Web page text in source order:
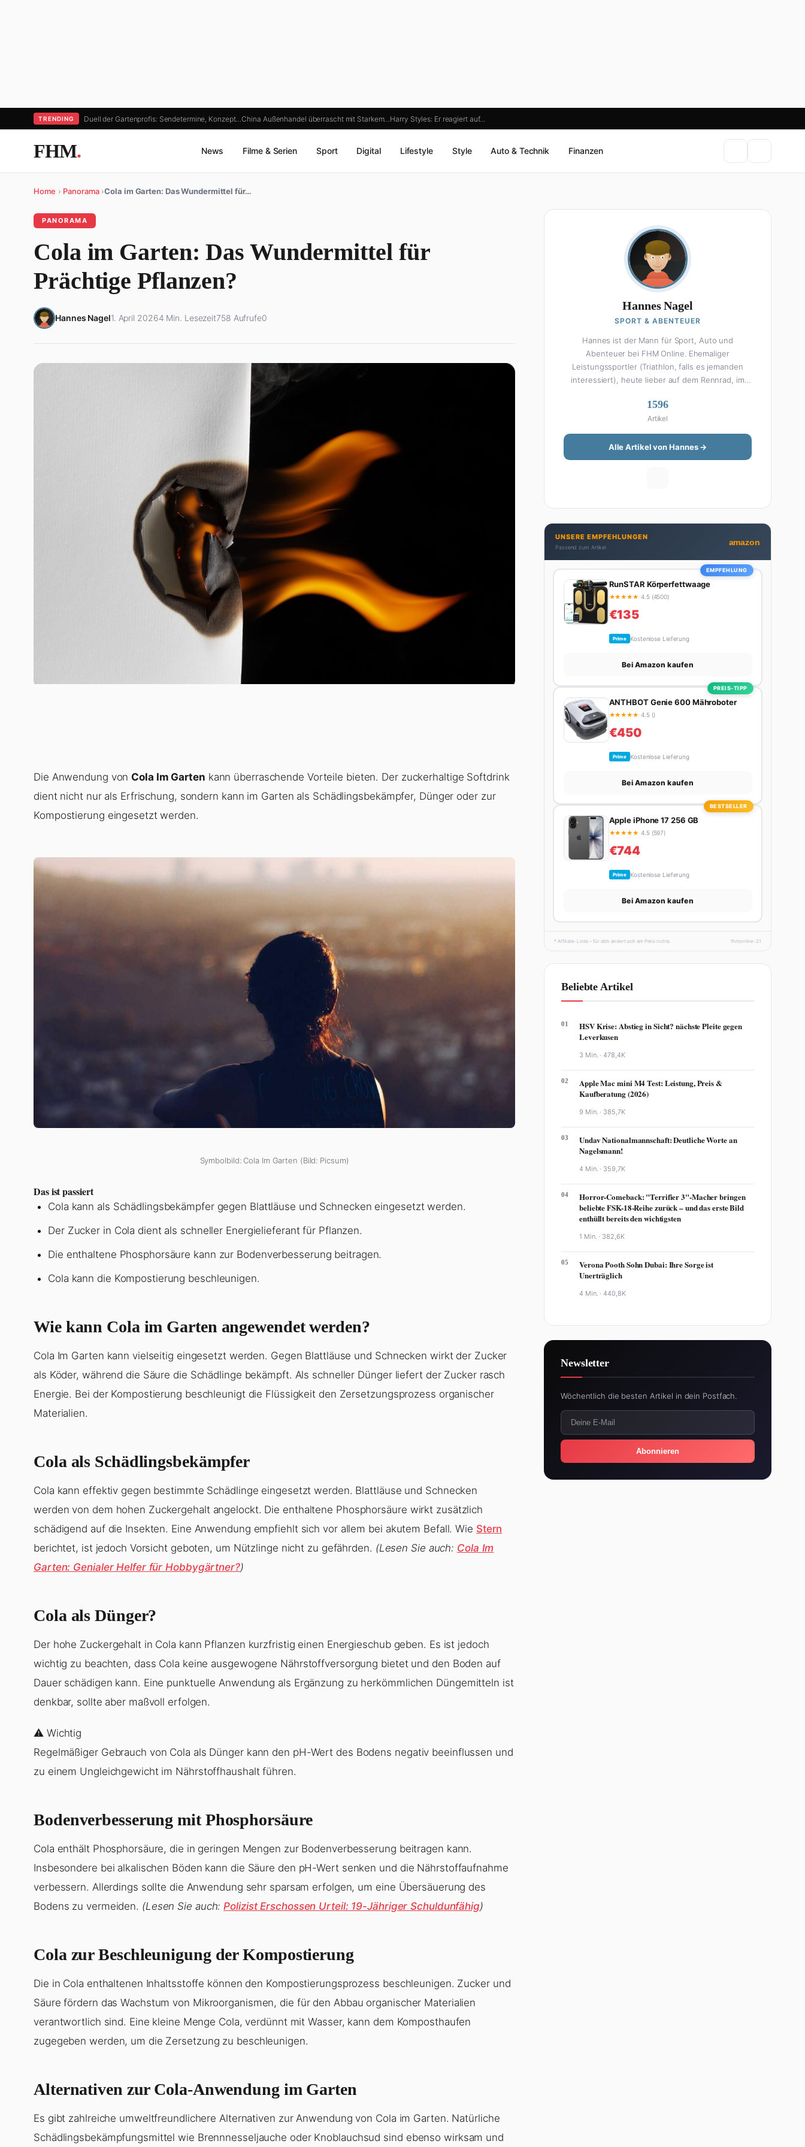
TRENDING Duell der Gartenprofis: Sendetermine, Konzept…China Außenhandel überrascht mit Starkem… Harry Styles: Er reagiert auf…
FHM. News Filme & Serien Sport Digital Lifestyle Style Auto & Technik Finanzen
Home › Panorama ›Cola im Garten: Das Wundermittel für…
PANORAMA
Cola im Garten: Das Wundermittel für
Prächtige Pflanzen?
Hannes Nagel1. April 20264 Min. Lesezeit758 Aufrufe0
Die Anwendung von Cola Im Garten kann überraschende Vorteile bieten. Der zuckerhaltige Softdrink
dient nicht nur als Erfrischung, sondern kann im Garten als Schädlingsbekämpfer, Dünger oder zur
Kompostierung eingesetzt werden.
Symbolbild: Cola Im Garten (Bild: Picsum)
Das ist passiert
Cola kann als Schädlingsbekämpfer gegen Blattläuse und Schnecken eingesetzt werden.
Der Zucker in Cola dient als schneller Energielieferant für Pflanzen.
Die enthaltene Phosphorsäure kann zur Bodenverbesserung beitragen.
Cola kann die Kompostierung beschleunigen.
Wie kann Cola im Garten angewendet werden?
Cola Im Garten kann vielseitig eingesetzt werden. Gegen Blattläuse und Schnecken wirkt der Zucker
als Köder, während die Säure die Schädlinge bekämpft. Als schneller Dünger liefert der Zucker rasch
Energie. Bei der Kompostierung beschleunigt die Flüssigkeit den Zersetzungsprozess organischer
Materialien.
Cola als Schädlingsbekämpfer
Cola kann effektiv gegen bestimmte Schädlinge eingesetzt werden. Blattläuse und Schnecken
werden von dem hohen Zuckergehalt angelockt. Die enthaltene Phosphorsäure wirkt zusätzlich
schädigend auf die Insekten. Eine Anwendung empfiehlt sich vor allem bei akutem Befall. Wie Stern
berichtet, ist jedoch Vorsicht geboten, um Nützlinge nicht zu gefährden. (Lesen Sie auch: Cola Im
Garten: Genialer Helfer für Hobbygärtner?)
Cola als Dünger?
Der hohe Zuckergehalt in Cola kann Pflanzen kurzfristig einen Energieschub geben. Es ist jedoch
wichtig zu beachten, dass Cola keine ausgewogene Nährstoffversorgung bietet und den Boden auf
Dauer schädigen kann. Eine punktuelle Anwendung als Ergänzung zu herkömmlichen Düngemitteln ist
denkbar, sollte aber maßvoll erfolgen.
⚠️ Wichtig
Regelmäßiger Gebrauch von Cola als Dünger kann den pH-Wert des Bodens negativ beeinflussen und
zu einem Ungleichgewicht im Nährstoffhaushalt führen.
Bodenverbesserung mit Phosphorsäure
Cola enthält Phosphorsäure, die in geringen Mengen zur Bodenverbesserung beitragen kann.
Insbesondere bei alkalischen Böden kann die Säure den pH-Wert senken und die Nährstoffaufnahme
verbessern. Allerdings sollte die Anwendung sehr sparsam erfolgen, um eine Übersäuerung des
Bodens zu vermeiden. (Lesen Sie auch:Polizist Erschossen Urteil: 19-Jähriger Schuldunfähig)
Cola zur Beschleunigung der Kompostierung
Die in Cola enthaltenen Inhaltsstoffe können den Kompostierungsprozess beschleunigen. Zucker und
Säure fördern das Wachstum von Mikroorganismen, die für den Abbau organischer Materialien
verantwortlich sind. Eine kleine Menge Cola, verdünnt mit Wasser, kann dem Komposthaufen
zugegeben werden, um die Zersetzung zu beschleunigen.
Alternativen zur Cola-Anwendung im Garten
Es gibt zahlreiche umweltfreundlichere Alternativen zur Anwendung von Cola im Garten. Natürliche
Schädlingsbekämpfungsmittel wie Brennnesseljauche oder Knoblauchsud sind ebenso wirksam und
Hannes Nagel
SPORT & ABENTEUER
Hannes ist der Mann für Sport, Auto und
Abenteuer bei FHM Online. Ehemaliger
Leistungssportler (Triathlon, falls es jemanden
interessiert), heute lieber auf dem Rennrad, im
Wissen über Sport ist enzyklopädisch: Egal ob
Bundesliga-Analyse, Formel 1, UFC oder Olympia –
Hannes liefert fundierte Einschätzungen mit der
Leidenschaft eines echten Fans. Aber Sport ist
nur die halbe Miete: Hannes ist auch unser Auto-
Seite. Wenn Hannes mal nicht über Sport oder
Autos schreibt, plant er den nächsten Abenteuer-
Trip – sei es ein Wochenende in den Bergen, eine
Motorradtour durch die Alpen oder der jährliche
Campingtrip mit den Jungs. Sein Credo: Das Leben
ist zu kurz für langweilige Wochenenden.
1596
Artikel
Alle Artikel von Hannes →
UNSERE EMPFEHLUNGEN
Passend zum Artikel
amazon
EMPFEHLUNG
RunSTAR Körperfettwaage
★★★★★ 4.5 (4500)
€135
Prime Kostenlose Lieferung
Bei Amazon kaufen
PREIS-TIPP
ANTHBOT Genie 600 Mähroboter
★★★★★ 4.5 ()
€450
Prime Kostenlose Lieferung
Bei Amazon kaufen
BESTSELLER
Apple iPhone 17 256 GB
★★★★★ 4.5 (597)
€744
Prime Kostenlose Lieferung
Bei Amazon kaufen
* Affiliate-Links – für dich ändert sich am Preis nichts. fhmonline-21
Beliebte Artikel
01
HSV Krise: Abstieg in Sicht? nächste Pleite gegen
Leverkusen
3 Min. ·478,4K
02
Apple Mac mini M4 Test: Leistung, Preis &
Kaufberatung (2026)
9 Min. · 385,7K
03
Undav Nationalmannschaft: Deutliche Worte an
Nagelsmann!
4 Min. · 359,7K
04
Horror-Comeback: "Terrifier 3"-Macher bringen
beliebte FSK-18-Reihe zurück – und das erste Bild
enthüllt bereits den wichtigsten
1 Min. · 382,6K
05
Verona Pooth Sohn Dubai: Ihre Sorge ist
Unerträglich
4 Min. ·440,8K
Newsletter
Wöchentlich die besten Artikel in dein Postfach.
Abonnieren